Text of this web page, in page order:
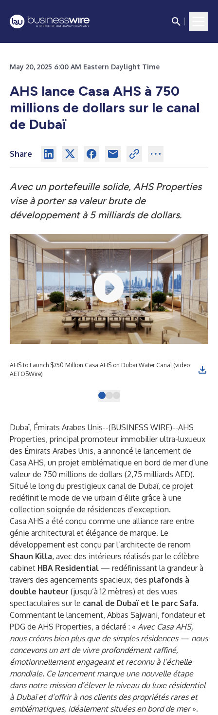
May 20, 2025 6:00 AM Eastern Daylight Time
AHS lance Casa AHS à 750
millions de dollars sur le canal
de Dubaï
Share
Avec un portefeuille solide, AHS Properties
vise à porter sa valeur brute de
développement à 5 milliards de dollars.
AHS to Launch $750 Million Casa AHS on Dubai Water Canal (video:
AETOSWire)
Dubaï, Émirats Arabes Unis--(BUSINESS WIRE)--AHS
Properties, principal promoteur immobilier ultra-luxueux
des Émirats Arabes Unis, a annoncé le lancement de
Casa AHS, un projet emblématique en bord de mer d’une
valeur de 750 millions de dollars (2,75 milliards AED).
Situé le long du prestigieux canal de Dubaï, ce projet
redéfinit le mode de vie urbain d’élite grâce à une
collection soignée de résidences d’exception.
Casa AHS a été conçu comme une alliance rare entre
génie architectural et élégance de marque. Le
développement est conçu par l’architecte de renom
Shaun Killa, avec des intérieurs réalisés par le célèbre
cabinet HBA Residential — redéfinissant la grandeur à
travers des agencements spacieux, des plafonds à
double hauteur (jusqu’à 12 mètres) et des vues
spectaculaires sur le canal de Dubaï et le parc Safa.
Commentant le lancement, Abbas Sajwani, fondateur et
PDG de AHS Properties, a déclaré : « Avec Casa AHS,
nous créons bien plus que de simples résidences — nous
concevons un art de vivre profondément raffiné,
émotionnellement engageant et reconnu à l’échelle
mondiale. Ce lancement marque une nouvelle étape
dans notre mission d’élever le niveau du luxe résidentiel
à Dubaï et d’offrir à nos clients des propriétés rares et
emblématiques, idéalement situées en bord de mer».